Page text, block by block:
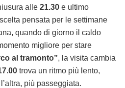
alle 21.30 e ultimo
pensata per le settimane
quando di giorno il caldo
migliore per stare
al tramonto”, la visita cambia
trova un ritmo più lento,
più passeggiata.